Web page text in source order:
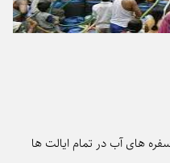
های آب در تمام ایالت ها